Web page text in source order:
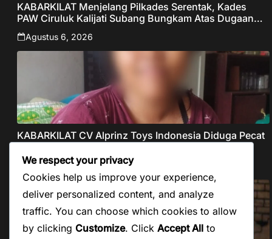
KABARKILAT Menjelang Pilkades Serentak, Kades
PAW Ciruluk Kalijati Subang Bungkam Atas Dugaan
Pungli dan Nepotisme Yang Disorot Warganet
Agustus 6, 2026
KABARKILAT CV Alprinz Toys Indonesia Diduga Pecat
Agustus 5, 2026
We respect your privacy
Cookies help us improve your experience,
deliver personalized content, and analyze
traffic. You can choose which cookies to allow
by clicking Customize. Click Accept All to